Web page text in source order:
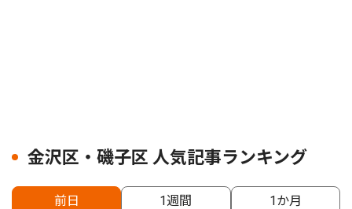
金沢区・磯子区 人気記事ランキング
前日 1週間 1か月